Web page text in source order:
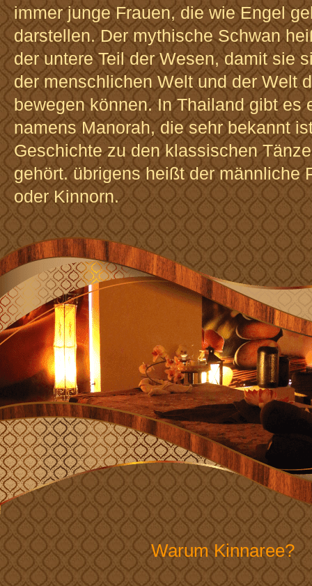
immer junge Frauen, die wie Engel
darstellen. Der mythische Schwan
der untere Teil der Wesen, damit sie
der menschlichen Welt und der Welt
bewegen können. In Thailand gibt es
namens Manorah, die sehr bekannt
Geschichte zu den klassischen
gehört. übrigens heißt der männliche
oder Kinnorn.
Warum Kinnaree?